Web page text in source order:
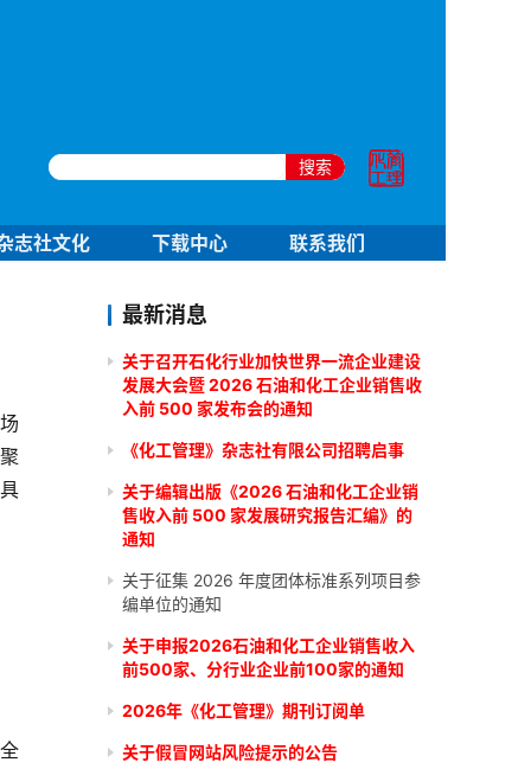
搜索
志社文化 下载中心 联系我们
最新消息
关于召开石化行业加快世界一流企业建设
发展大会暨 2026 石油和化工企业销售收
入前 500 家发布会的通知
《化工管理》杂志社有限公司招聘启事
关于编辑出版《2026 石油和化工企业销
售收入前 500 家发展研究报告汇编》的
通知
关于征集 2026 年度团体标准系列项目参
编单位的通知
关于申报2026石油和化工企业销售收入
前500家、分行业企业前100家的通知
2026年《化工管理》期刊订阅单
关于假冒网站风险提示的公告